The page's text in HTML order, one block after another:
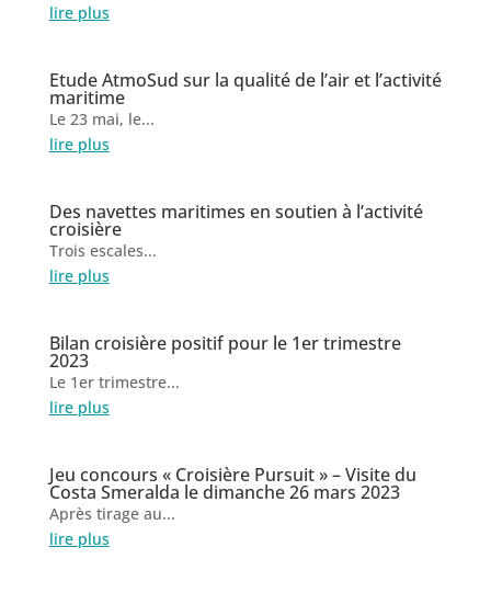
lire plus
Etude AtmoSud sur la qualité de l’air et l’activité
maritime
Le 23 mai, le...
lire plus
Des navettes maritimes en soutien à l’activité
croisière
Trois escales...
lire plus
Bilan croisière positif pour le 1er trimestre
2023
Le 1er trimestre...
lire plus
Jeu concours « Croisière Pursuit » – Visite du
Costa Smeralda le dimanche 26 mars 2023
Après tirage au...
lire plus